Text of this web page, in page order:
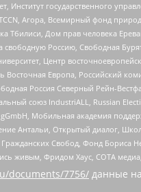
Институт государственного
Агора, Всемирный фонд
Тбилиси, Дом прав человека
свободную Россию, Свободная
Центр
Восточная Европа, Российский
Россия Северный Рейн-
союз IndustriALL, Russian
Мобильная академия
Антальи, Открытый диалог,
Свобод, Фонд Бориса
живым, Фридом Хаус, СОТА
documents/7756/ данные на